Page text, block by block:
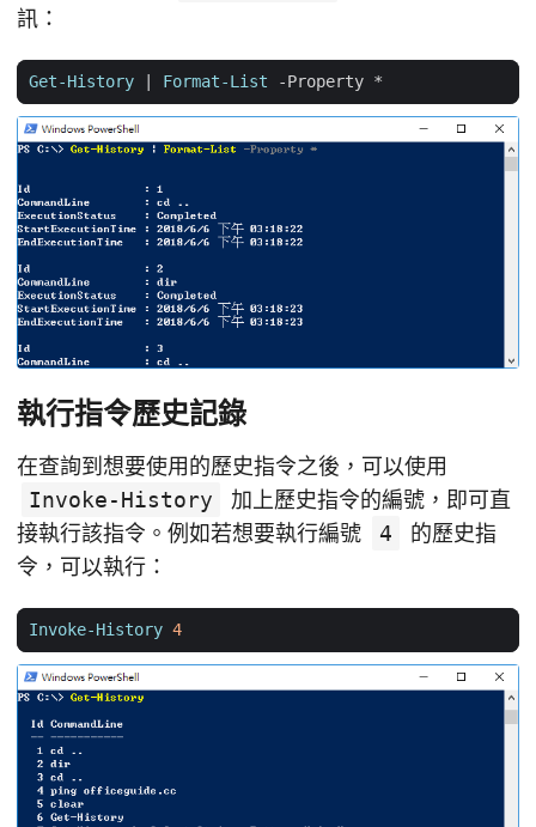
訊：
Get-History Format-List -Property *
執行指令歷史記錄
在查詢到想要使用的歷史指令之後，可以使用
Invoke-History
加上歷史指令的編號，即可直
接執行該指令。例如若想要執行編號
4
的歷史指
令，可以執行：
Invoke-History 4